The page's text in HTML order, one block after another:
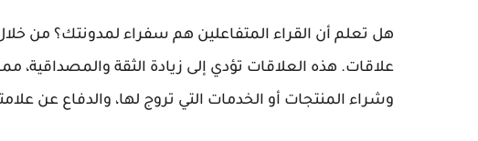
هل تعلم أن القراء المتفاعلين هم سفراء لمدونتك؟ من
علاقات. هذه العلاقات تؤدي إلى زيادة الثقة والمصداقية،
وشراء المنتجات أو الخدمات التي تروج لها، والدفاع عن